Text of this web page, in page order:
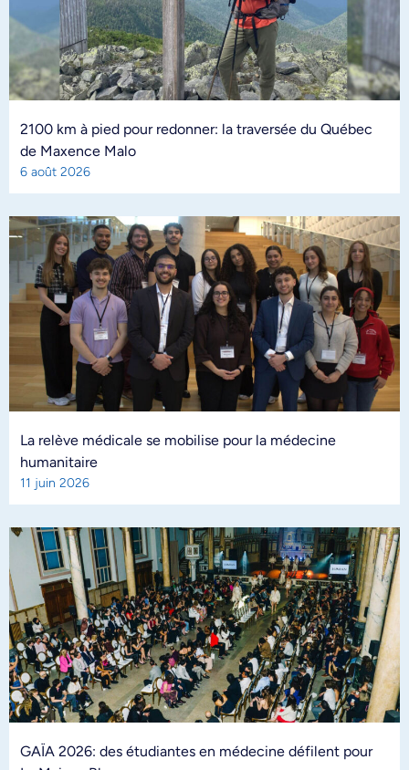
2100 km à pied pour redonner: la traversée du Québec
de Maxence Malo
6 août 2026
La relève médicale se mobilise pour la médecine
humanitaire
11 juin 2026
GAÏA 2026: des étudiantes en médecine défilent pour